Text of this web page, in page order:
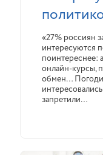
«27% россиян
интересуются
поинтереснее:
онлайн-курсы,
обмен…
запретили…